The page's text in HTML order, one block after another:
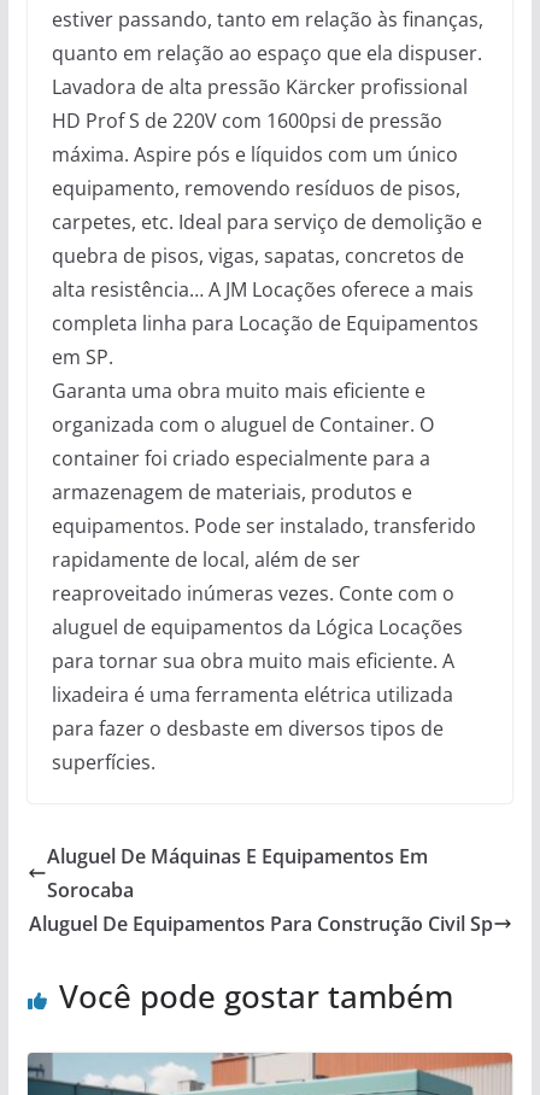
estiver passando, tanto em relação às finanças,
quanto em relação ao espaço que ela dispuser.
Lavadora de alta pressão Kärcker profissional
HD Prof S de 220V com 1600psi de pressão
máxima. Aspire pós e líquidos com um único
equipamento, removendo resíduos de pisos,
carpetes, etc. Ideal para serviço de demolição e
quebra de pisos, vigas, sapatas, concretos de
alta resistência… A JM Locações oferece a mais
completa linha para Locação de Equipamentos
em SP.
Garanta uma obra muito mais eficiente e
organizada com o aluguel de Container. O
container foi criado especialmente para a
armazenagem de materiais, produtos e
equipamentos. Pode ser instalado, transferido
rapidamente de local, além de ser
reaproveitado inúmeras vezes. Conte com o
aluguel de equipamentos da Lógica Locações
para tornar sua obra muito mais eficiente. A
lixadeira é uma ferramenta elétrica utilizada
para fazer o desbaste em diversos tipos de
superfícies.
Aluguel De Máquinas E Equipamentos Em
Sorocaba
Aluguel De Equipamentos Para Construção Civil Sp
Você pode gostar também